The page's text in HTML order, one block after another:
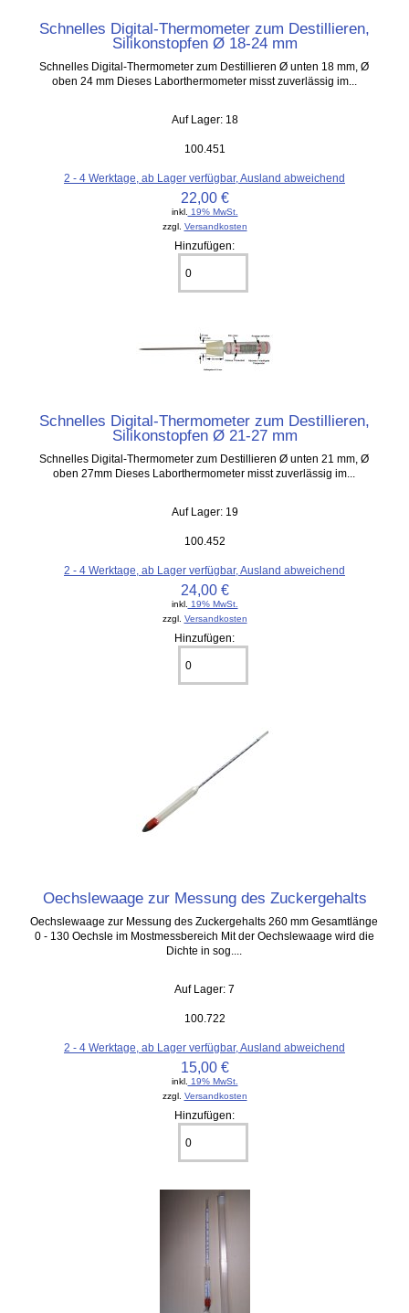
Schnelles Digital-Thermometer zum Destillieren,
Silikonstopfen Ø 18-24 mm
Schnelles Digital-Thermometer zum Destillieren Ø unten 18 mm, Ø
oben 24 mm Dieses Laborthermometer misst zuverlässig im...
Auf Lager: 18
100.451
2 - 4 Werktage, ab Lager verfügbar, Ausland abweichend
22,00 €
inkl.
19% MwSt.
zzgl. Versandkosten
Hinzufügen:
Schnelles Digital-Thermometer zum Destillieren,
Silikonstopfen Ø 21-27 mm
Schnelles Digital-Thermometer zum Destillieren Ø unten 21 mm, Ø
oben 27mm Dieses Laborthermometer misst zuverlässig im...
Auf Lager: 19
100.452
2 - 4 Werktage, ab Lager verfügbar, Ausland abweichend
24,00 €
inkl.
19% MwSt.
zzgl. Versandkosten
Hinzufügen:
Oechslewaage zur Messung des Zuckergehalts
Oechslewaage zur Messung des Zuckergehalts 260 mm Gesamtlänge
0 - 130 Oechsle im Mostmessbereich Mit der Oechslewaage wird die
Dichte in sog....
Auf Lager: 7
100.722
2 - 4 Werktage, ab Lager verfügbar, Ausland abweichend
15,00 €
inkl.
19% MwSt.
zzgl. Versandkosten
Hinzufügen: